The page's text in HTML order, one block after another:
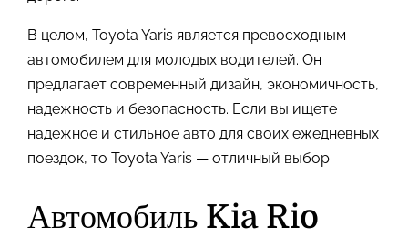
В целом, Toyota Yaris является превосходным
автомобилем для молодых водителей. Он
предлагает современный дизайн, экономичность,
надежность и безопасность. Если вы ищете
надежное и стильное авто для своих ежедневных
поездок, то Toyota Yaris — отличный выбор.
Автомобиль Kia Rio